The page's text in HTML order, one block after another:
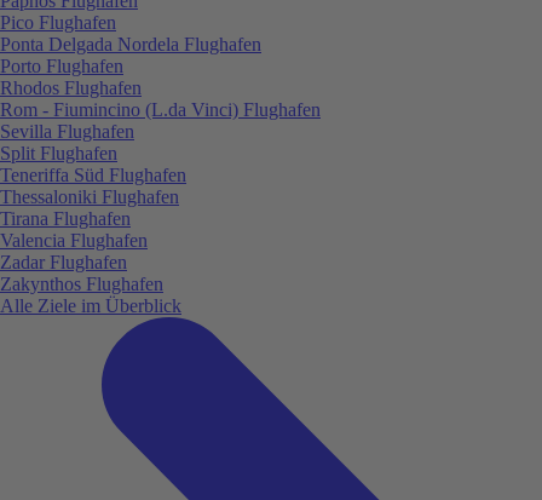
Pico Flughafen
Ponta Delgada Nordela Flughafen
Porto Flughafen
Rhodos Flughafen
Rom - Fiumincino (L.da Vinci) Flughafen
Sevilla Flughafen
Split Flughafen
Teneriffa Süd Flughafen
Thessaloniki Flughafen
Tirana Flughafen
Valencia Flughafen
Zadar Flughafen
Zakynthos Flughafen
Alle Ziele im Überblick